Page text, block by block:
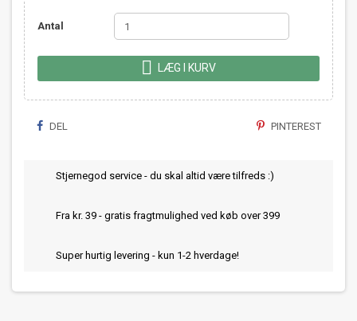
Antal
 LÆG I KURV
DEL PINTEREST
Stjernegod service - du skal altid være tilfreds :)
Fra kr. 39 - gratis fragtmulighed ved køb over 399
Super hurtig levering - kun 1-2 hverdage!